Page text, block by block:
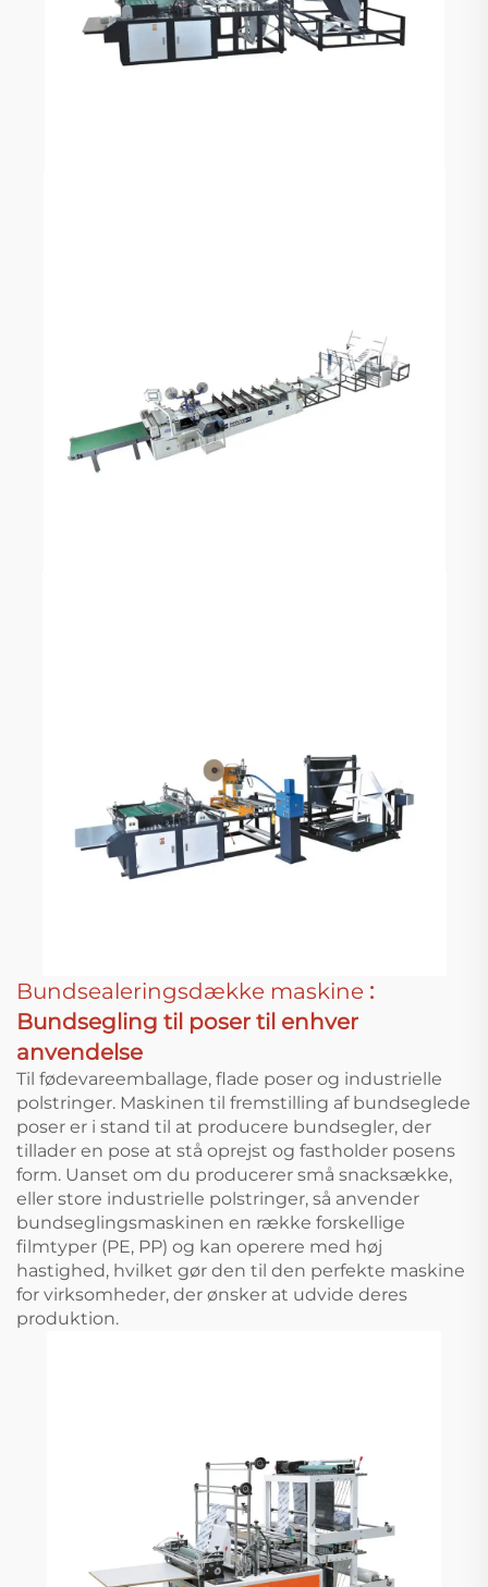
Bundsealeringsdække maskine :
Bundsegling til poser til enhver
anvendelse
Til fødevareemballage, flade poser og industrielle
polstringer. Maskinen til fremstilling af bundseglede
poser er i stand til at producere bundsegler, der
tillader en pose at stå oprejst og fastholder posens
form. Uanset om du producerer små snacksække,
eller store industrielle polstringer, så anvender
bundseglingsmaskinen en række forskellige
filmtyper (PE, PP) og kan operere med høj
hastighed, hvilket gør den til den perfekte maskine
for virksomheder, der ønsker at udvide deres
produktion.